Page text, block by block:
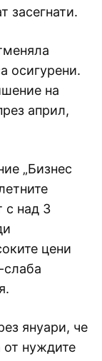
засегнати.
осигурени.
на
април,
„Бизнес
с над 3
цени
слаба
януари, че
от нуждите